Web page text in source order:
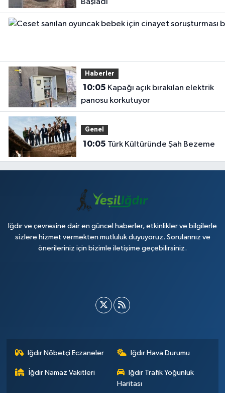
Haberler
10:05
panosu korkutuyor
Genel
10:05 Türk Kültüründe Şah Bezeme
Iğdır ve çevresine dair en güncel haberler, etkinlikler ve bilgilerle
sizlere hizmet vermekten mutluluk duyuyoruz. Sorularınız ve
önerileriniz için bizimle iletişime geçebilirsiniz.
Iğdır Nöbetçi Eczaneler Iğdır Hava Durumu
İğdir Namaz Vakitleri
Iğdır Trafik Yoğunluk
Haritası